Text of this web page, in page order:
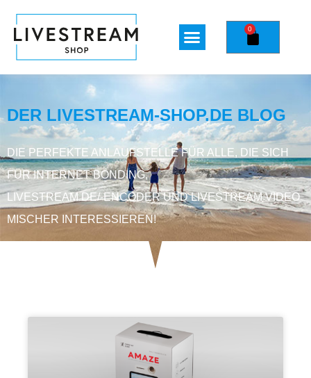
0
DER LIVESTREAM-SHOP.DE BLOG
DIE PERFEKTE ANLAUFSTELLE FÜR ALLE, DIE SICH
FÜR INTERNET BONDING,
LIVESTREAM DE/-ENCODER UND LIVESTREAM VIDEO
MISCHER INTERESSIEREN!